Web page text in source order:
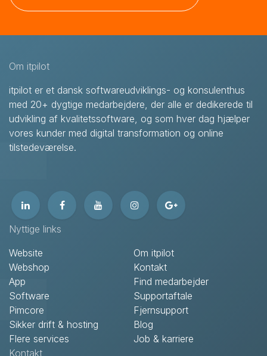
Om itpilot
itpilot er et dansk softwareudviklings- og konsulenthus
med 20+ dygtige medarbejdere, der alle er dedikerede til
udvikling af kvalitetssoftware, og som hver dag hjælper
vores kunder med digital transformation og online
tilstedeværelse.
Nyttige links
Website
Webshop
App
Software
Pimcore
Sikker drift & hosting
Flere services
Om itpilot
Kontakt
Find medarbejder
Supportaftale
Fjernsupport
Blog
Job & karriere
Kontakt